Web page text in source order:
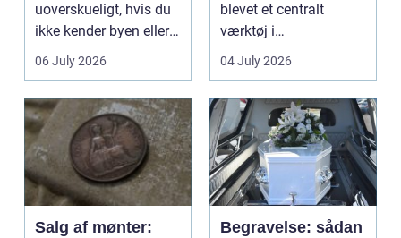
uoverskueligt, hvis du
ikke kender byen eller
det lokale...
06 July 2026
blevet et centralt
værktøj i
sundhedssektoren.
Klinikker, praksis og
beh...
04 July 2026
Salg af mønter:
Begravelse: sådan